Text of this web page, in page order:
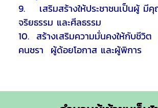
9. เสริมสร้างให้ประชาชนเป็นผู้ มี
จริยธรรม และศีลธรรม
10. สร้างเสริมความมั่นคงให้กับชีวิ
คนชรา ผู้ด้อยโอกาส และผู้พิการ